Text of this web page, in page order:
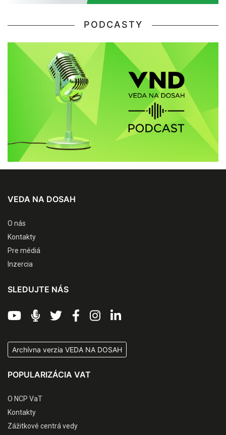
PODCASTY
VEDA NA DOSAH
O nás
Kontakty
Pre médiá
Inzercia
SLEDUJTE NÁS
Archívna verzia VEDA NA DOSAH
POPULARIZÁCIA VAT
O NCP VaT
Kontakty
Zážitkové centrá vedy